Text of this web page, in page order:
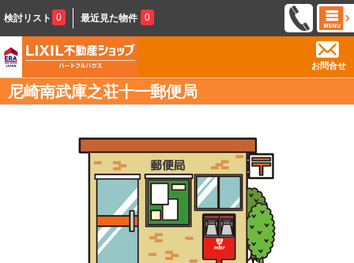
検討リスト 0 最近見た物件 0
お問合せ
尼崎南武庫之荘十一郵便局